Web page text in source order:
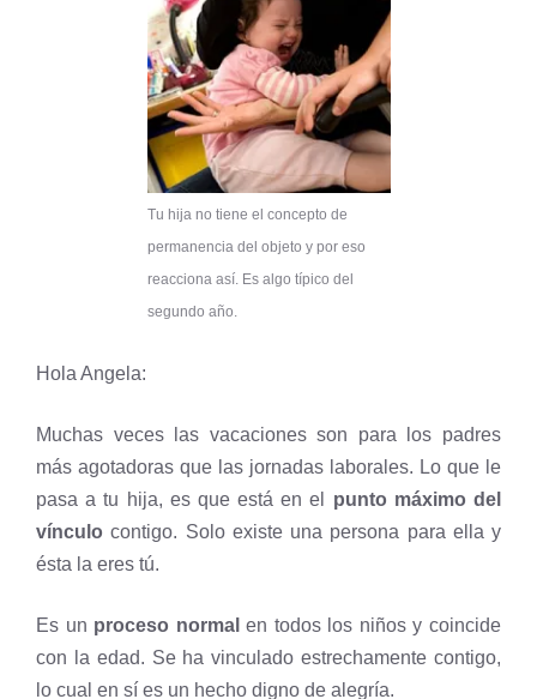
Tu hija no tiene el concepto de
permanencia del objeto y por eso
reacciona así. Es algo típico del
segundo año.
Hola Angela:
Muchas veces las vacaciones son para los padres
más agotadoras que las jornadas laborales. Lo que le
pasa a tu hija, es que está en el punto máximo del
vínculo contigo. Solo existe una persona para ella y
ésta la eres tú.
Es un proceso normal en todos los niños y coincide
con la edad. Se ha vinculado estrechamente contigo,
lo cual en sí es un hecho digno de alegría.